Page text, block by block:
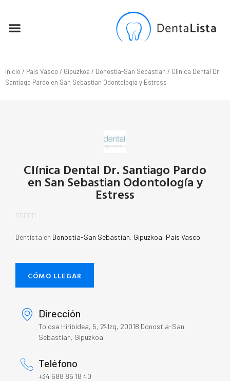
Inicio / País Vasco / Gipuzkoa / Donostia-San Sebastian / Clínica Dental Dr.
Santiago Pardo en San Sebastian Odontología y Estress
Clínica Dental Dr. Santiago Pardo
en San Sebastian Odontología y
Estress
    
Dentista en Donostia-San Sebastian, Gipuzkoa, País Vasco
CÓMO LLEGAR
Dirección
Tolosa Hiribidea, 5, 2º Izq, 20018 Donostia-San
Sebastian, Gipuzkoa
Teléfono
+34 688 86 18 40